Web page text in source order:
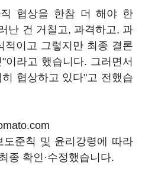
협상을 한참 더 해야 한
난 건 거칠고, 과격하고, 과
적이고 그렇지만 최종 결론
이라고 했습니다. 그러면서
협상하고 있다"고 전했습
준칙 및 윤리강령에 따라
종 확인·수정했습니다.